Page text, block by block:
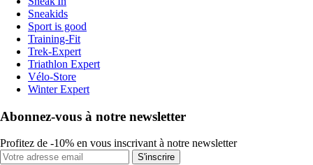
Sneakids
Sport is good
Training-Fit
Trek-Expert
Triathlon Expert
Vélo-Store
Winter Expert
Abonnez-vous à notre newsletter
Profitez de -10% en vous inscrivant à notre newsletter
S'inscrire